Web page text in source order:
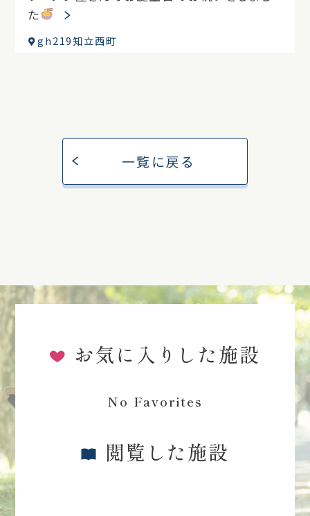
た
gh219知立西町
一覧に戻る
お気に入りした施設
No Favorites
閲覧した施設